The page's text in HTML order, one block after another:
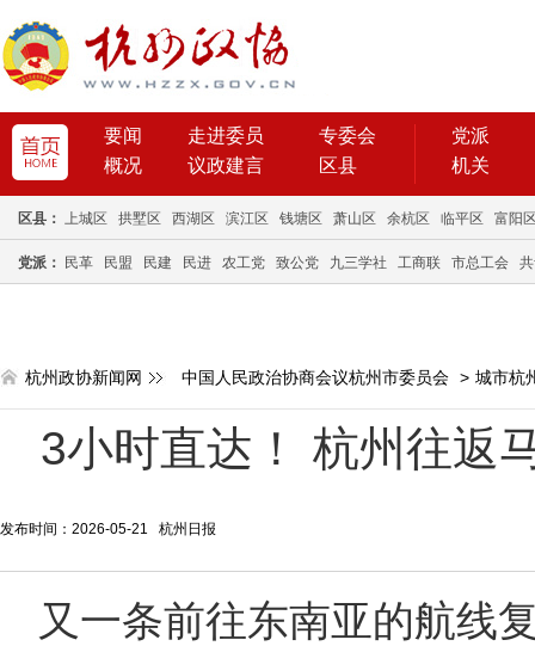
要闻 走进委员
专委会
概况
议政建言 区县
党派
机关
区县： 上城区 拱墅区 西湖区 滨江区 钱塘区 萧山区 余杭区 临平区 富阳
党派： 民革 民盟 民建 民进 农工党 致公党 九三学社 工商联 市总工会
杭州政协新闻网 中国人民政治协商会议杭州市委员会 > 城市杭
3小时直达！ 杭州往返
发布时间：2026-05-21 杭州日报
又一条前往东南亚的航线